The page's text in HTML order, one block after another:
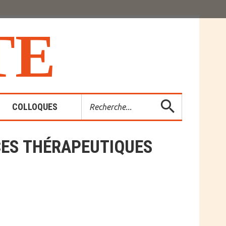
E
COLLOQUES
Rendus
Rechercher
THÉRAPEUTIQUES